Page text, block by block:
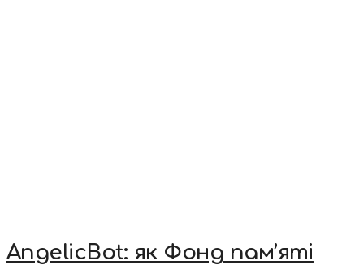
AngelicBot: як Фонд пам’яті